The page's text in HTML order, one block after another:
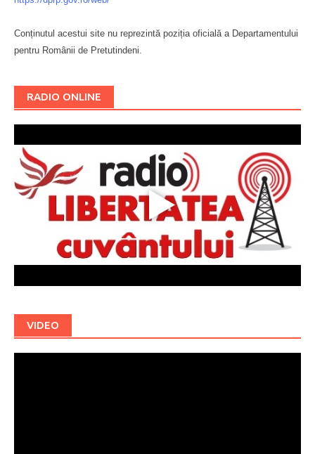
Conținutul acestui site nu reprezintă poziția oficială a Departamentului
pentru Românii de Pretutindeni.
RADIO ONLINE
VIDEO